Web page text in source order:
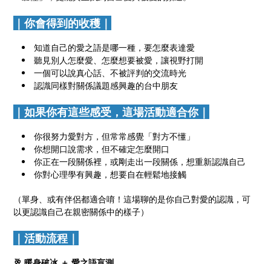
｜你會得到的收穫｜
知道自己的愛之語是哪一種，要怎麼表達愛
聽見別人怎麼愛、怎麼想要被愛，讓視野打開
一個可以說真心話、不被評判的交流時光
認識同樣對關係議題感興趣的台中朋友
｜如果你有這些感受，這場活動適合你｜
你很努力愛對方，但常常感覺「對方不懂」
你想開口說需求，但不確定怎麼開口
你正在一段關係裡，或剛走出一段關係，想重新認識自己
你對心理學有興趣，想要自在輕鬆地接觸
（單身、或有伴侶都適合唷！這場聊的是你自己對愛的認識，可
以更認識自己在親密關係中的樣子）
｜活動流程｜